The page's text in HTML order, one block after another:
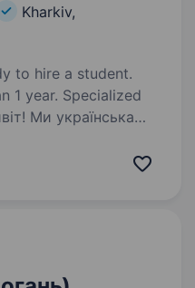
Kharkiv,
to hire a student.
1 year. Specialized
для